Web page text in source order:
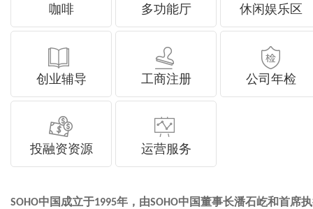
咖啡 多功能厅 休闲娱乐区
创业辅导 工商注册 公司年检
投融资资源 运营服务
SOHO中国成立于1995年，由SOHO中国董事长潘石屹和首席执